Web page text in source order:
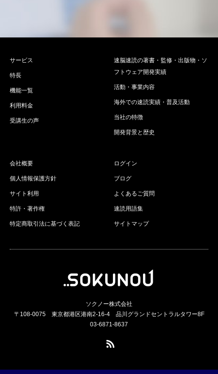
サービス
特長
機能一覧
利用料金
受講生の声
速脳速読の著書・監修・出版物・ソ
フトウェア開発実績
活動・事業内容
海外での速読実績・普及活動
当社の特徴
開発背景と歴史
会社概要
個人情報保護方針
サイト利用
特許・著作権
特定商取引法に基づく表記
ログイン
ブログ
よくあるご質問
速読用語集
サイトマップ
ソクノー株式会社
〒108-0075 東京都港区港南2-16-4 品川グランドセントラルタワー8F
03-6871-8637